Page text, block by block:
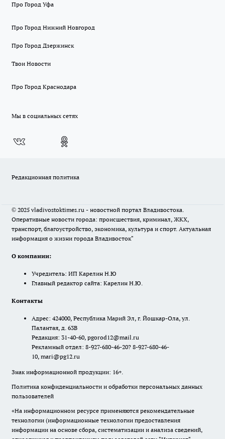
Про Город Уфа
Про Город Нижний Новгород
Про Город Дзержинск
Твои Новости
Про Город Краснодара
Мы в социальных сетях
Редакционная политика
© 2025 vladivostoktimes.ru - новостной портал Владивостока.
Оперативные новости города: происшествия, криминал, ЖКХ,
транспорт, благоустройство, экономика, культура и спорт. Актуальная
информация о жизни города Владивосток"
О компании:
Учредитель: ИП Карелин Н.Ю
Главный редактор сайта: Карелин Н.Ю.
Контакты
Адрес: 424000, Республика Марий Эл, г. Йошкар-Ола, ул.
Палантая, д. 63В
Редакция: 31-40-60, pgorod12@mail.ru
Рекламный отдел: 8-927-680-46-20? 8-927-680-46-
10, mari@pg12.ru
Знак информационной продукции: 16+.
Политика конфиденциальности и обработки персональных данных
пользователей
«На информационном ресурсе применяются рекомендательные
технологии (информационные технологии предоставления
информации на основе сбора, систематизации и анализа сведений,